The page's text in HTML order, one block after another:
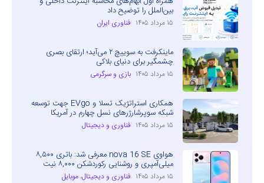
بین‌الملل را توضیح داد
۱۵ مرداد ۱۴۰۵ فناوری ایران
ماینکرفت به سوییچ ۲ می‌آید؛ ارتقای بصری
چشمگیر برای دنیای بلاکی
۱۵ مرداد ۱۴۰۵ بازی و سرگرمی
همکاری استراتژیک تسلا و EVgo جهت توسعه
شبکه سوپرشارژرهای نسل چهارم در آمریکا
۱۵ مرداد ۱۴۰۵ فناوری و دیجیتال
هواوی nova 16 SE معرفی شد: باتری ۸,۵۰۰
میلی‌آمپری و روشنایی رکوردشکن ۸,۰۰۰ نیت
۱۵ مرداد ۱۴۰۵ فناوری و دیجیتال، موبایل